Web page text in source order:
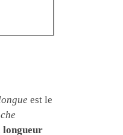
est le
longueur